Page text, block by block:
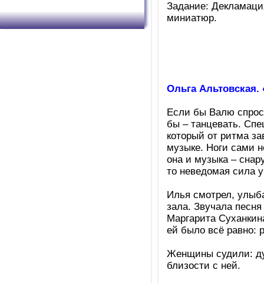
Задание:
миниатюр.
Ольга
Если бы Валю
бы – танцевать.
который от ритма
музыке. Ноги сами
она и музыка –
то неведомая сила
Илья смотрел,
зала. Звучала
Маргарита
ей было всё равно:
Женщины судили:
близости с ней.